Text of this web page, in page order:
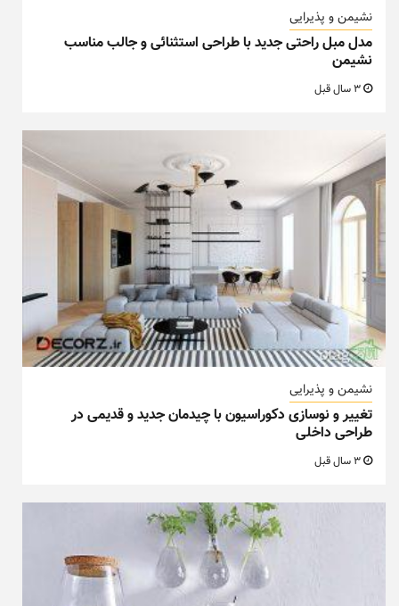
نشیمن و پذیرایی
مدل مبل راحتی جدید با طراحی استثنائی و جالب مناسب
نشیمن
نشیمن و پذیرایی
تغییر و نوسازی دکوراسیون با چیدمان جدید و قدیمی در
طراحی داخلی